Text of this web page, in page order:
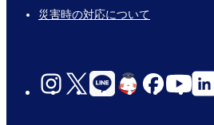
災害時の対応について
social-